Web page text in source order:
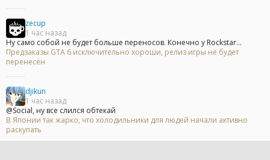
zecup
1 час назад
Ну само собой не будет больше переносов. Конечно у Rockstar...
Предзаказы GTA 6 исключительно хороши, релиз игры не будет
перенесён
djikun
1 час назад
@Social, ну все слился обтекай
В Японии так жарко, что холодильники для людей начали активно
раскупать